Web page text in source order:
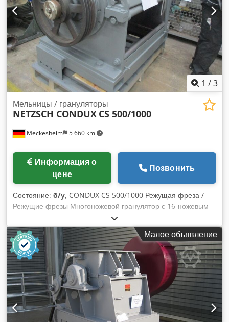
1 /3
Meckesheim 5 660 km
Мельницы / грануляторы
NETZSCH CONDUX CS 500/1000
цене
Позвонить
Состояние: б/у, CONDUX CS 500/1000 Режущая фреза /
Режущие фрезы Многоножевой гранулятор с 16-ножевым
ротором 6 статорных ножей Chedpfxszmc Tdo Ad Ssa
Привод 90 кВт С принадлежностями
Малое объявление